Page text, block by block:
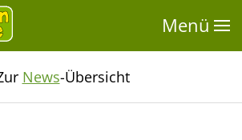
Menü
News-Übersicht